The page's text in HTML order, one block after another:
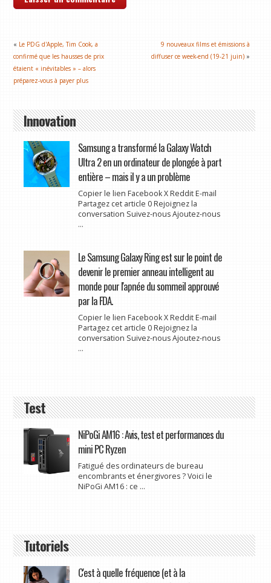
« Le PDG d'Apple, Tim Cook, a
confirmé que les hausses de prix
étaient « inévitables » – alors
préparez-vous à payer plus
9 nouveaux films et émissions à
diffuser ce week-end (19-21 juin) »
Innovation
Samsung a transformé la Galaxy Watch
Ultra 2 en un ordinateur de plongée à part
entière – mais il y a un problème
Copier le lien Facebook X Reddit E-mail
Partagez cet article 0 Rejoignez la
conversation Suivez-nous Ajoutez-nous
...
Le Samsung Galaxy Ring est sur le point de
devenir le premier anneau intelligent au
monde pour l'apnée du sommeil approuvé
par la FDA.
Copier le lien Facebook X Reddit E-mail
Partagez cet article 0 Rejoignez la
conversation Suivez-nous Ajoutez-nous
...
Test
NiPoGi AM16 : Avis, test et performances du
mini PC Ryzen
Fatigué des ordinateurs de bureau
encombrants et énergivores ? Voici le
NiPoGi AM16 : ce ...
Tutoriels
C'est à quelle fréquence (et à la